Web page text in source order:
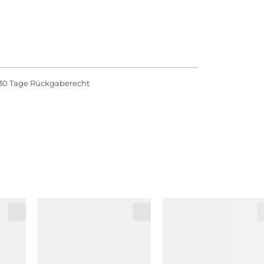
COUMARIN, VANILLIN, HEXYL
BERGAMIA (BERGAMOT) PEEL OIL,
OIL, EUGENOL, CANANGA ODORATA
Tage Rückgaberecht